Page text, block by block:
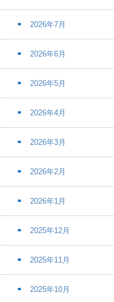
2026年7月
2026年6月
2026年5月
2026年4月
2026年3月
2026年2月
2026年1月
2025年12月
2025年11月
2025年10月